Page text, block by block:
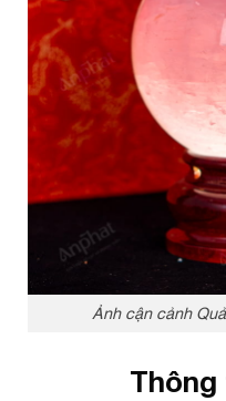
Ảnh cận cảnh
Thông